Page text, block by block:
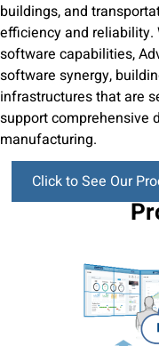
buildings, and
efficiency and reliability.
software capabilities,
software synergy,
infrastructures that are
support comprehensive
manufacturing.
Click to See Our